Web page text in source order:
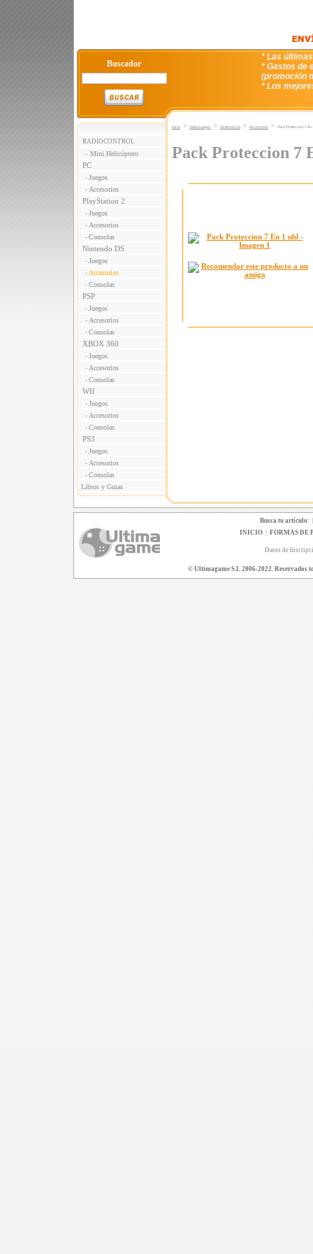
Buscador
* Las
* Gastos de
(promoción
* Los
RADIOCONTROL
- Mini Helicóptero
PC
- Juegos
- Accesorios
PlayStation 2
- Juegos
- Accesorios
- Consolas
Nintendo DS
- Juegos
- Accesorios
- Consolas
PSP
- Juegos
- Accesorios
- Consolas
XBOX 360
- Juegos
- Accesorios
- Consolas
WII
- Juegos
- Accesorios
- Consolas
PS3
- Juegos
- Accesorios
- Consolas
Libros y Guias
Inicio > VideoJuegos > Nintendo DS > Accesorios > Pack Proteccion 7 En
Pack Proteccion 7
Busca tu artículo:
INICIO| FORMAS DE
Datos de
© Ultimagame S.L 2006-2022. Reservados